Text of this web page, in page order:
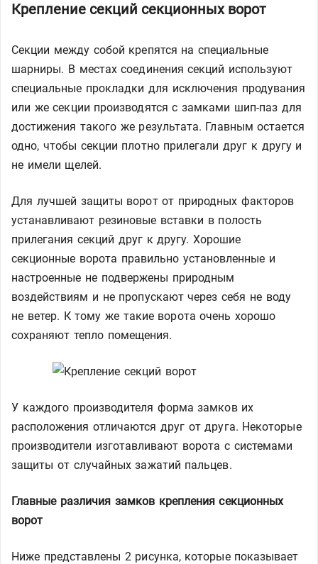
Крепление секций секционных ворот
Секции между собой крепятся на специальные
шарниры. В местах соединения секций используют
специальные прокладки для исключения продувания
или же секции производятся с замками шип-паз для
достижения такого же результата. Главным остается
одно, чтобы секции плотно прилегали друг к другу и
не имели щелей.
Для лучшей защиты ворот от природных факторов
устанавливают резиновые вставки в полость
прилегания секций друг к другу. Хорошие
секционные ворота правильно установленные и
настроенные не подвержены природным
воздействиям и не пропускают через себя не воду
не ветер. К тому же такие ворота очень хорошо
сохраняют тепло помещения.
У каждого производителя форма замков их
расположения отличаются друг от друга. Некоторые
производители изготавливают ворота с системами
защиты от случайных зажатий пальцев.
Главные различия замков крепления секционных
ворот
Ниже представлены 2 рисунка, которые показывает